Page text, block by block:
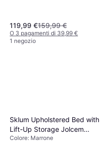
119,99 €159,99 €
O 3 pagamenti di 39,99 €
1 negozio
Sklum Upholstered Bed with
Lift-Up Storage Jolcem
Brown 180 x 200 cm
Colore: Marrone